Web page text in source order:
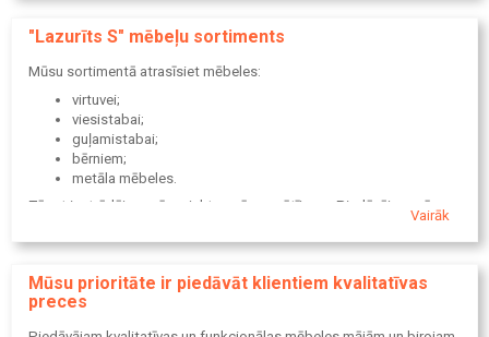
"Lazurīts S" mēbeļu sortiments
Mūsu sortimentā atrasīsiet mēbeles:
virtuvei;
viesistabai;
guļamistabai;
bērniem;
metāla mēbeles.
Tāpat izstrādājam arī projektus pēc pasūtījuma. Piedāvājam arī
montāžā.
Vairāk
Mūsu prioritāte ir piedāvāt klientiem kvalitatīvas
preces